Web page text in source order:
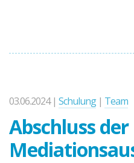
03.06.2024 | Schulung| Team
Abschluss der